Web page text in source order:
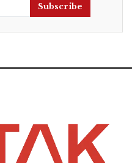
Subscribe